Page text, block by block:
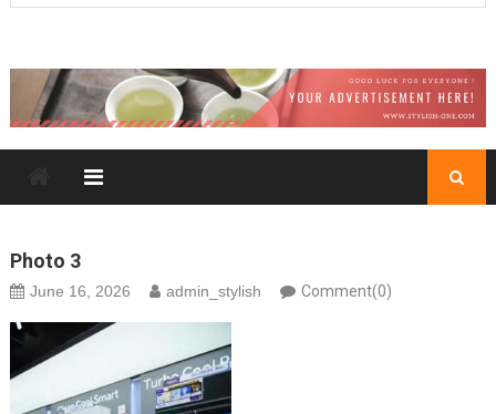
Photo 3
June 16, 2026 admin_stylish Comment(0)